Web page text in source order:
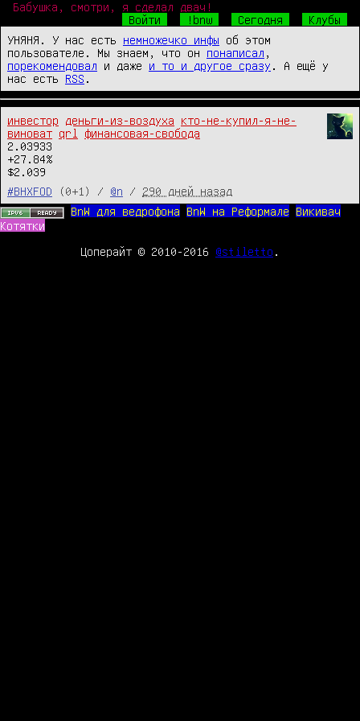
Бабушка, смотри, я сделал двач!
Войти
!bnw Сегодня
Клубы
УНЯНЯ. У нас есть немножечко инфы об этом
пользователе. Мы знаем, что он понаписал
порекомендовал и даже и то и другое сразу . А ещё у
нас есть RSS
инвестор деньги-из-воздуха
кто-не-купил-я-не-
виноват qrl
финансовая-свобода
2.03933
‎+27.84%
$2.039
#BHXFOD
(0+1) / @n / 290 дней назад
BnW для ведрофона
BnW на Реформале
Викивач
Котятки
Цоперайт © 2010-2016 @stiletto